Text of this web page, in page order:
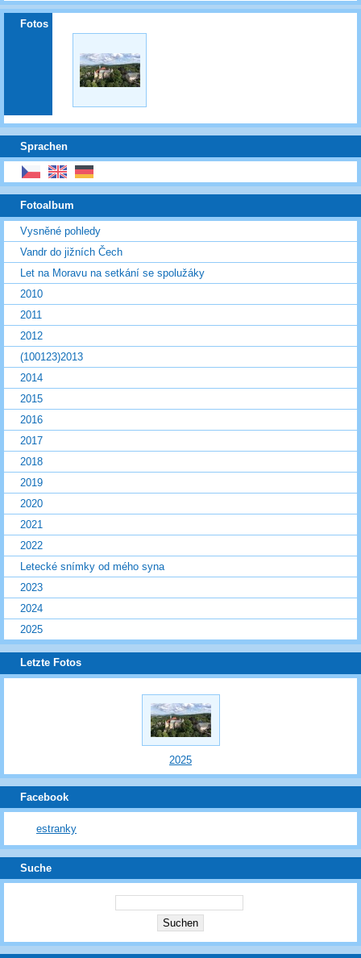
Fotos
Sprachen
Fotoalbum
Vysněné pohledy
Vandr do jižních Čech
Let na Moravu na setkání se spolužáky
2010
2011
2012
(100123)2013
2014
2015
2016
2017
2018
2019
2020
2021
2022
Letecké snímky od mého syna
2023
2024
2025
Letzte Fotos
2025
Facebook
estranky
Suche